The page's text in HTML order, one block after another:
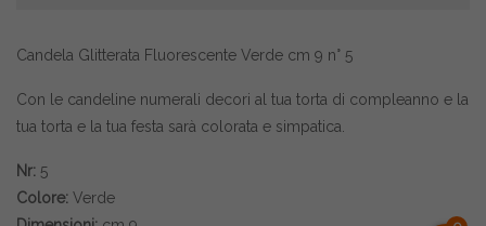
Candela Glitterata Fluorescente Verde cm 9 n° 5
Con le candeline numerali decori al tua torta di compleanno e la
tua torta e la tua festa sarà colorata e simpatica.
Nr: 5
Colore: Verde